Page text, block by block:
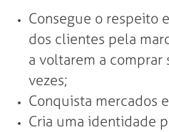
Consegue o respeito
dos clientes pela
a voltarem a comprar
vezes;
Conquista mercados
Cria uma identidade